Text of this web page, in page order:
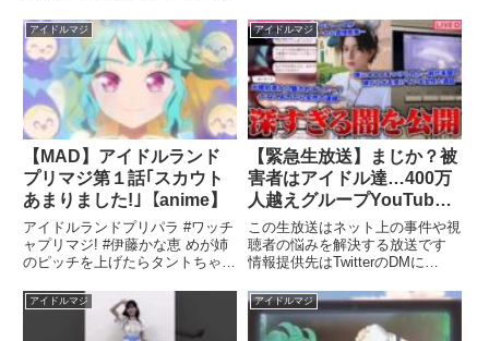
連ツイート
アイドルマジ
【MAD】アイドルランド
プリマジ第１話｢スカウト
あまりました!｣【anime】
アイドルランドプリパラ #ワッチ
ャプリマジ! #伊藤かな恵 めが姉
のピッチを上げたらタントちゃん
アイドルマジ
【緊急生放送】まじか？被
害者はアイドル達…400万
人越えグループYouTuber
のメンバーが●●発覚…前
代未聞のヤバすぎる嫌がら
せを受けた女性と通話…突
然「かねこあや」から謎の
通話…
この生放送はネット上の事件や視
聴者の悩みを解決する放送です
情報提供先はTwitterのDMに
...関連ツイート
アイドルマジ アイドルマジ